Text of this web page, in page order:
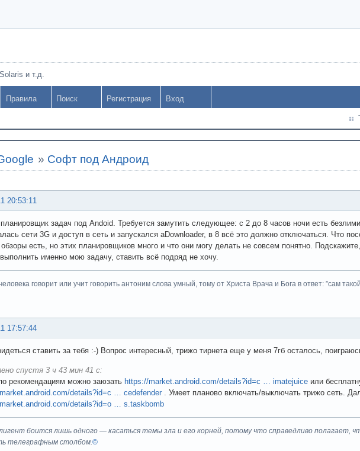
и т.д.
Правила Поиск Регистрация Вход
» Софт под Андроид
20:53:11
задач под Andoid. Требуется замутить следующее: c 2 до 8 часов ночи есть
сети 3G и доступ в сеть и запускался aDownloader, в 8 всё это должно отключаться. Что
есть, но этих планировщиков много и что они могу делать не совсем понятно.
именно мою задачу, ставить всё подряд не хочу.
говорит или учит говорить антоним слова умный, тому от Христа Врача и Бога в ответ: ”сам
17:57:44
ставить за тебя :-) Вопрос интересный, трижо тирнета еще у меня 7гб осталось,
спустя 3 ч 43 мин 41 с:
рекомендациям можно заюзать https://market.android.com/details?id=c … imatejuice или
details?id=c … cedefender . Умеет планово включать/выключать трижо сеть.
details?id=o … s.taskbomb
боится лишь одного — касаться темы зла и его корней, потому что справедливо полагает,
телеграфным столбом.©